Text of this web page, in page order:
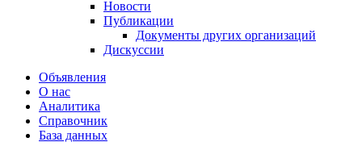
Новости
Публикации
Документы других организаций
Дискуссии
Объявления
О нас
Аналитика
Справочник
База данных